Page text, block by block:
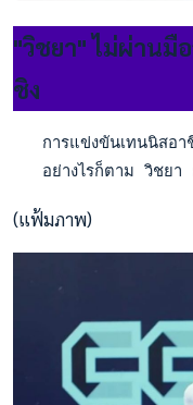
"วิชยา" ไม่ผ่านมื
ชิง
การแข่งขันเทนนิสอา
อย่างไรก็ตาม วิชยา
(แฟ้มภาพ)